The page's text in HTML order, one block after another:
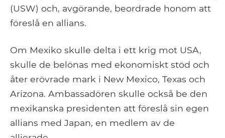
(USW) och, avgörande, beordrade honom att
föreslå en allians.
Om Mexiko skulle delta i ett krig mot USA,
skulle de belönas med ekonomiskt stöd och
åter erövrade mark i New Mexico, Texas och
Arizona. Ambassadören skulle också be den
mexikanska presidenten att föreslå sin egen
allians med Japan, en medlem av de